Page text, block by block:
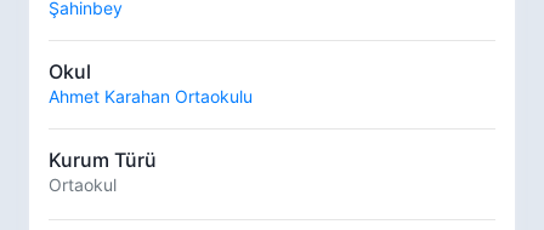
Şahinbey
Okul
Ahmet Karahan Ortaokulu
Kurum Türü
Ortaokul